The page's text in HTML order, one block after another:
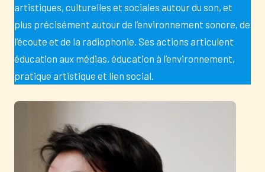
artistiques, culturelles et sociales autour du son, et
plus précisément autour de l’environnement sonore, de
l’écoute et de la radiophonie. Ses actions articulent
éducation aux médias, éducation à l’environnement,
pratique artistique et lien social.